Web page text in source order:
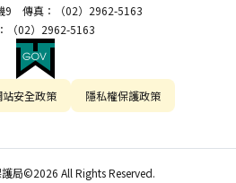
9 傳真：（02）2962-5163
（02）2962-5163
站安全政策 隱私權保護政策
局©2026 All Rights Reserved.